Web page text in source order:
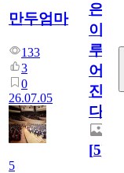
만두엄마
133
3
0
26.07.05
5
은
이
루
어
진
다.
[5]